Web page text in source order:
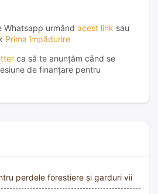
Whatsapp urmând acest link sau
Prima împădurire
ca să te anunțăm când se
de finanțare pentru
perdele forestiere și garduri vii